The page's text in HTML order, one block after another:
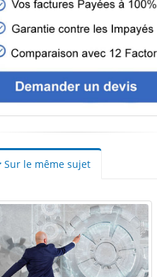
Sur le même sujet